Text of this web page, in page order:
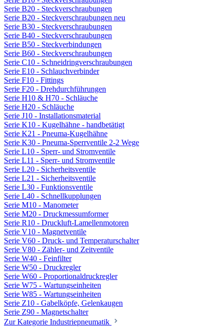
Serie B20 - Steckverschraubungen
Serie B20 - Steckverschraubungen neu
Serie B30 - Steckverschraubungen
Serie B40 - Steckverschraubungen
Serie B50 - Steckverbindungen
Serie B60 - Steckverschraubungen
Serie C10 - Schneidringverschraubungen
Serie E10 - Schlauchverbinder
Serie F10 - Fittings
Serie F20 - Drehdurchführungen
Serie H10 & H70 - Schläuche
Serie H20 - Schläuche
Serie J10 - Installationsmaterial
Serie K10 - Kugelhähne - handbetätigt
Serie K21 - Pneuma-Kugelhähne
Serie K30 - Pneuma-Sperrventile 2-2 Wege
Serie L10 - Sperr- und Stromventile
Serie L11 - Sperr- und Stromventile
Serie L20 - Sicherheitsventile
Serie L21 - Sicherheitsventile
Serie L30 - Funktionsventile
Serie L40 - Schnellkupplungen
Serie M10 - Manometer
Serie M20 - Druckmessumformer
Serie R10 - Druckluft-Lamellenmotoren
Serie V10 - Magnetventile
Serie V60 - Druck- und Temperaturschalter
Serie V80 - Zähler- und Zeitventile
Serie W40 - Feinfilter
Serie W50 - Druckregler
Serie W60 - Proportionaldruckregler
Serie W75 - Wartungseinheiten
Serie W85 - Wartungseinheiten
Serie Z10 - Gabelköpfe, Gelenkaugen
Serie Z90 - Magnetschalter
Zur Kategorie Industriepneumatik